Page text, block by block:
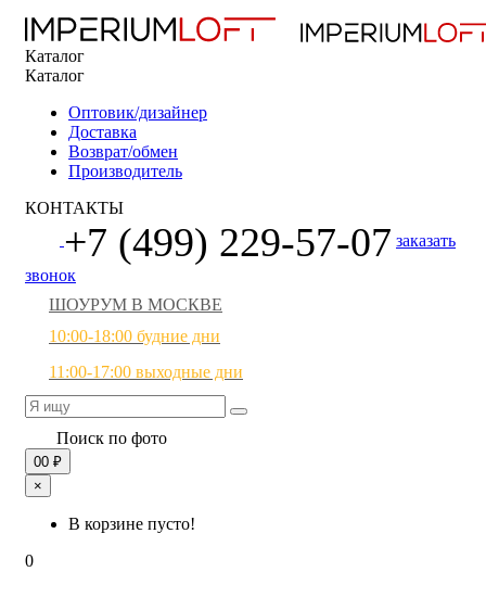
Каталог
Каталог
Оптовик/дизайнер
Доставка
Возврат/обмен
Производитель
КОНТАКТЫ
+7 (499) 229-57-07 заказать
звонок
ШОУРУМ В МОСКВЕ
10:00-18:00 будние дни
11:00-17:00 выходные дни
Поиск по фото
00 ₽
×
В корзине пусто!
0